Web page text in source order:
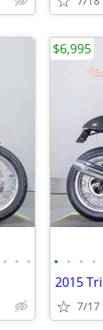
• • • • • • •
2015
7/17
$6,995